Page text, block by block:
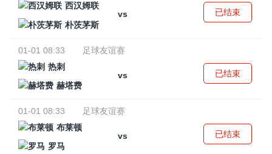
西汉姆联
vs
朴茨茅斯
已结束
01-01 08:33
足球友谊赛
热刺
vs
赫塔费
已结束
01-01 08:33
足球友谊赛
布莱顿
vs
罗马
已结束